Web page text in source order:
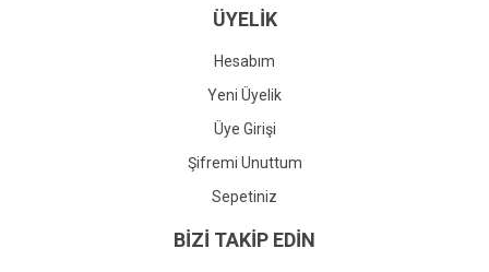
ÜYELİK
Hesabım
Yeni Üyelik
Üye Girişi
Şifremi Unuttum
Sepetiniz
BİZİ TAKİP EDİN